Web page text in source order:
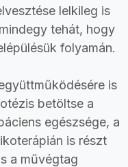
lelkileg is
tehát, hogy
folyamán.
is
betöltse a
egészsége, a
is részt
a művégtag